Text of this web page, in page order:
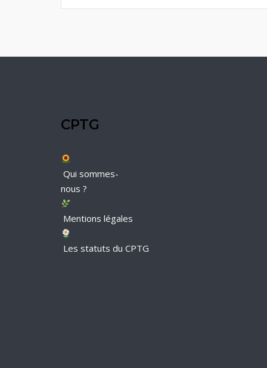
CPTG
Qui sommes-
nous ?
Mentions légales
Les statuts du CPTG